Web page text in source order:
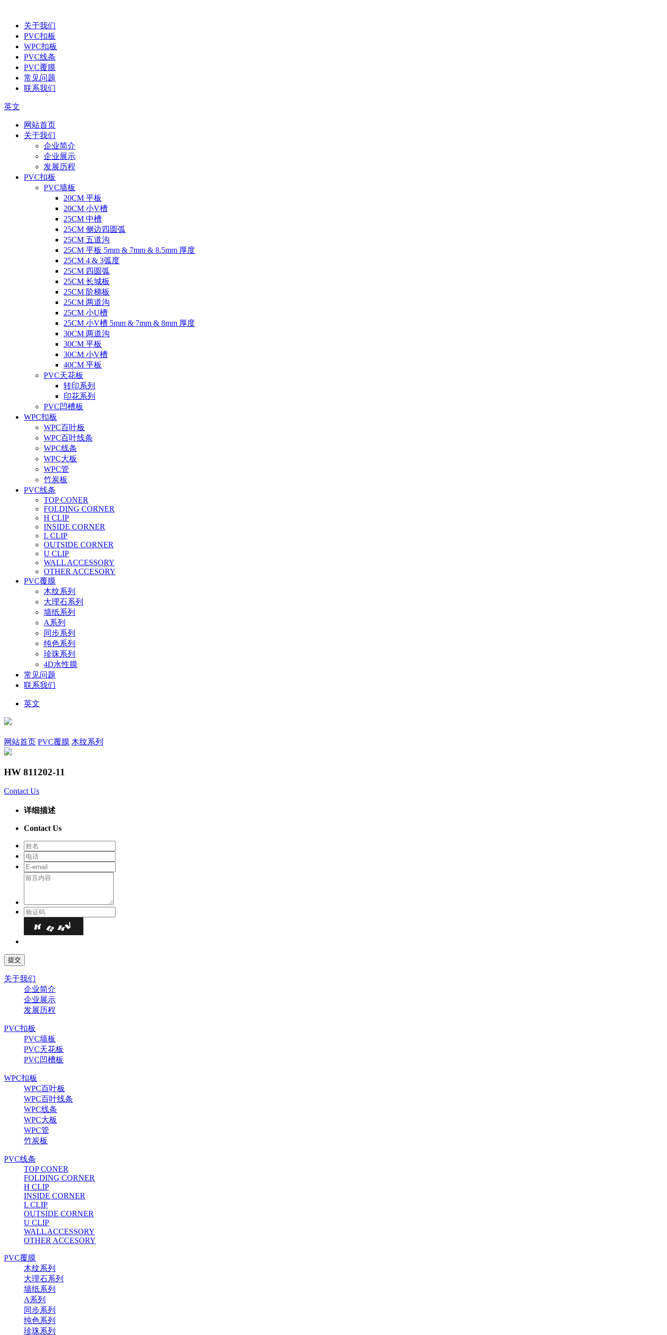
关于我们
PVC扣板
WPC扣板
PVC线条
PVC覆膜
常见问题
联系我们
英文
网站首页
关于我们
企业简介
企业展示
发展历程
PVC扣板
PVC墙板
20CM 平板
20CM 小V槽
25CM 中槽
25CM 侧边四圆弧
25CM 五道沟
25CM 平板 5mm & 7mm & 8.5mm 厚度
25CM 4 & 3弧度
25CM 四圆弧
25CM 长城板
25CM 阶梯板
25CM 两道沟
25CM 小U槽
25CM 小V槽 5mm & 7mm & 8mm 厚度
30CM 两道沟
30CM 平板
30CM 小V槽
40CM 平板
PVC天花板
转印系列
印花系列
PVC凹槽板
WPC扣板
WPC百叶板
WPC百叶线条
WPC线条
WPC大板
WPC管
竹炭板
PVC线条
TOP CONER
FOLDING CORNER
H CLIP
INSIDE CORNER
L CLIP
OUTSIDE CORNER
U CLIP
WALL ACCESSORY
OTHER ACCESORY
PVC覆膜
木纹系列
大理石系列
墙纸系列
A系列
同步系列
纯色系列
珍珠系列
4D水性膜
常见问题
联系我们
英文
网站首页 PVC覆膜 木纹系列
HW 811202-11
Contact Us
详细描述
Contact Us
关于我们
企业简介
企业展示
发展历程
PVC扣板
PVC墙板
PVC天花板
PVC凹槽板
WPC扣板
WPC百叶板
WPC百叶线条
WPC线条
WPC大板
WPC管
竹炭板
PVC线条
TOP CONER
FOLDING CORNER
H CLIP
INSIDE CORNER
L CLIP
OUTSIDE CORNER
U CLIP
WALL ACCESSORY
OTHER ACCESORY
PVC覆膜
木纹系列
大理石系列
墙纸系列
A系列
同步系列
纯色系列
珍珠系列